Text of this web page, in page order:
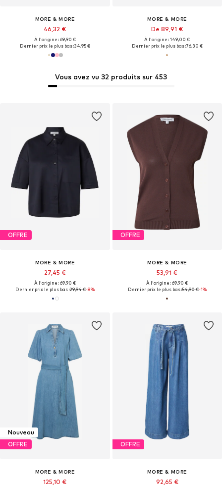
Vous avez vu 32 produits sur 453
MORE & MORE
46,32 €
À l'origine : 69,90 €
Dernier prix le plus bas :34,95 €
MORE & MORE
De 89,91 €
À l'origine : 149,00 €
Dernier prix le plus bas :76,30 €
OFFRE
MORE & MORE
27,45 €
À l'origine : 69,90 €
Dernier prix le plus bas :29,94 €-8%
OFFRE
MORE & MORE
53,91 €
À l'origine : 69,90 €
Dernier prix le plus bas :54,90 €-1%
Nouveau
OFFRE
MORE & MORE
125,10 €
OFFRE
MORE & MORE
92,65 €